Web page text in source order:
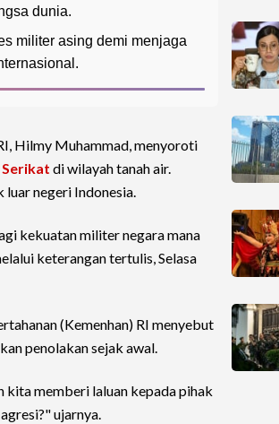
dunia.
militer asing demi menjaga
Hilmy Muhammad, menyoroti
di wilayah tanah air.
negeri Indonesia.
kekuatan militer negara mana
keterangan tertulis, Selasa
(Kemenhan) RI menyebut
penolakan sejak awal.
memberi laluan kepada pihak
ujarnya.